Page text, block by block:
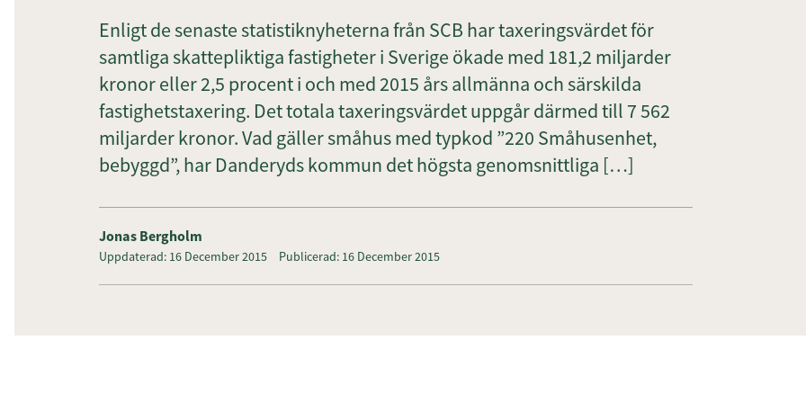
Enligt de senaste statistiknyheterna från SCB har taxeringsvärdet för
samtliga skattepliktiga fastigheter i Sverige ökade med 181,2 miljarder
kronor eller 2,5 procent i och med 2015 års allmänna och särskilda
fastighetstaxering. Det totala taxeringsvärdet uppgår därmed till 7 562
miljarder kronor. Vad gäller småhus med typkod ”220 Småhusenhet,
bebyggd”, har Danderyds kommun det högsta genomsnittliga […]
Jonas Bergholm
Uppdaterad: 16 December 2015 Publicerad: 16 December 2015